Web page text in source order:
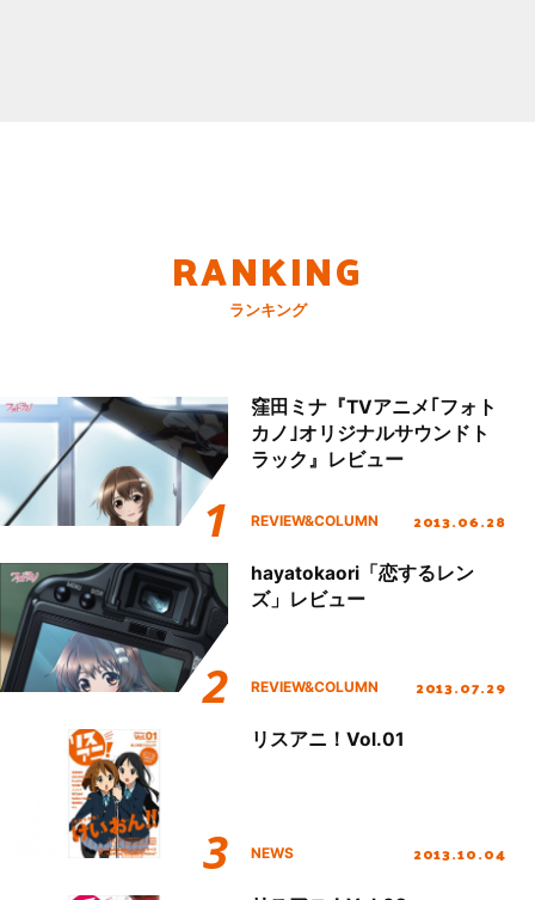
RANKING
ランキング
窪田ミナ『TVアニメ｢フォト
カノ｣オリジナルサウンドト
ラック』レビュー
REVIEW&COLUMN 2013.06.28
hayatokaori「恋するレン
ズ」レビュー
REVIEW&COLUMN 2013.07.29
リスアニ！Vol.01
NEWS 2013.10.04